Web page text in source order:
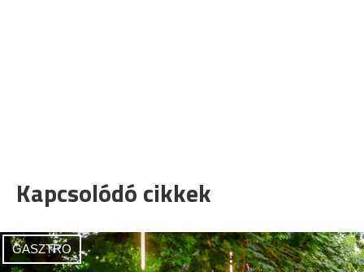
Kapcsolódó cikkek
GASZTRO